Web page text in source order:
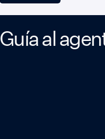
Guía al